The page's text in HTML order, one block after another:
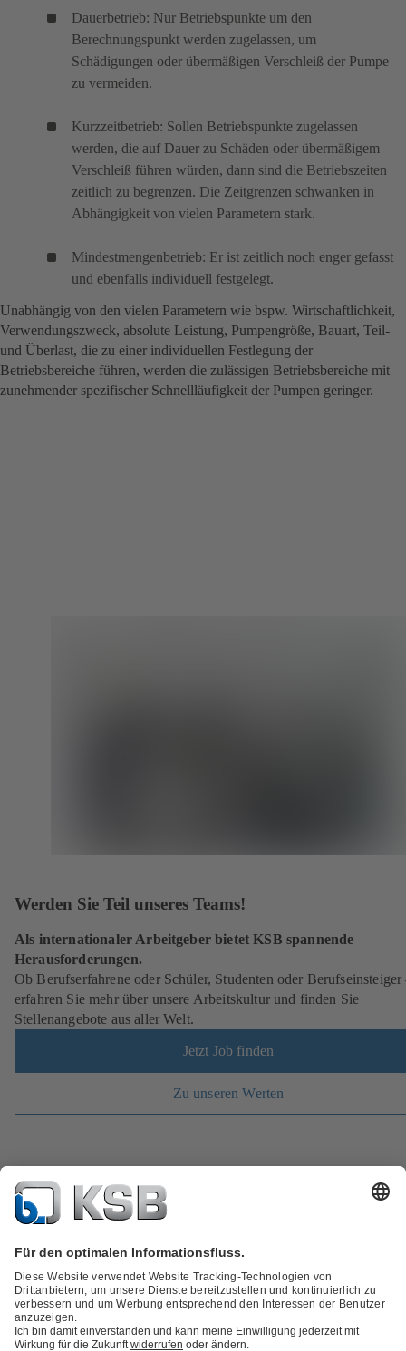
Dauerbetrieb: Nur Betriebspunkte um den
Berechnungspunkt werden zugelassen, um
Schädigungen oder übermäßigen Verschleiß der Pumpe
zu vermeiden.
Kurzzeitbetrieb: Sollen Betriebspunkte zugelassen
werden, die auf Dauer zu Schäden oder übermäßigem
Verschleiß führen würden, dann sind die Betriebszeiten
zeitlich zu begrenzen. Die Zeitgrenzen schwanken in
Abhängigkeit von vielen Parametern stark.
Mindestmengenbetrieb: Er ist zeitlich noch enger gefasst
und ebenfalls individuell festgelegt.
Unabhängig von den vielen Parametern wie bspw. Wirtschaftlichkeit,
Verwendungszweck, absolute Leistung, Pumpengröße, Bauart, Teil-
und Überlast, die zu einer individuellen Festlegung der
Betriebsbereiche führen, werden die zulässigen Betriebsbereiche mit
zunehmender spezifischer Schnellläufigkeit der Pumpen geringer.
Werden Sie Teil unseres Teams!
Als internationaler Arbeitgeber bietet KSB spannende
Herausforderungen.
Ob Berufserfahrene oder Schüler, Studenten oder Berufseinsteiger
erfahren Sie mehr über unsere Arbeitskultur und finden Sie
Stellenangebote aus aller Welt.
Jetzt Job finden
Zu unseren Werten